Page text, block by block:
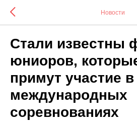
Новости
Стали известны
юниоров,
примут участие в
международных
соревнованиях